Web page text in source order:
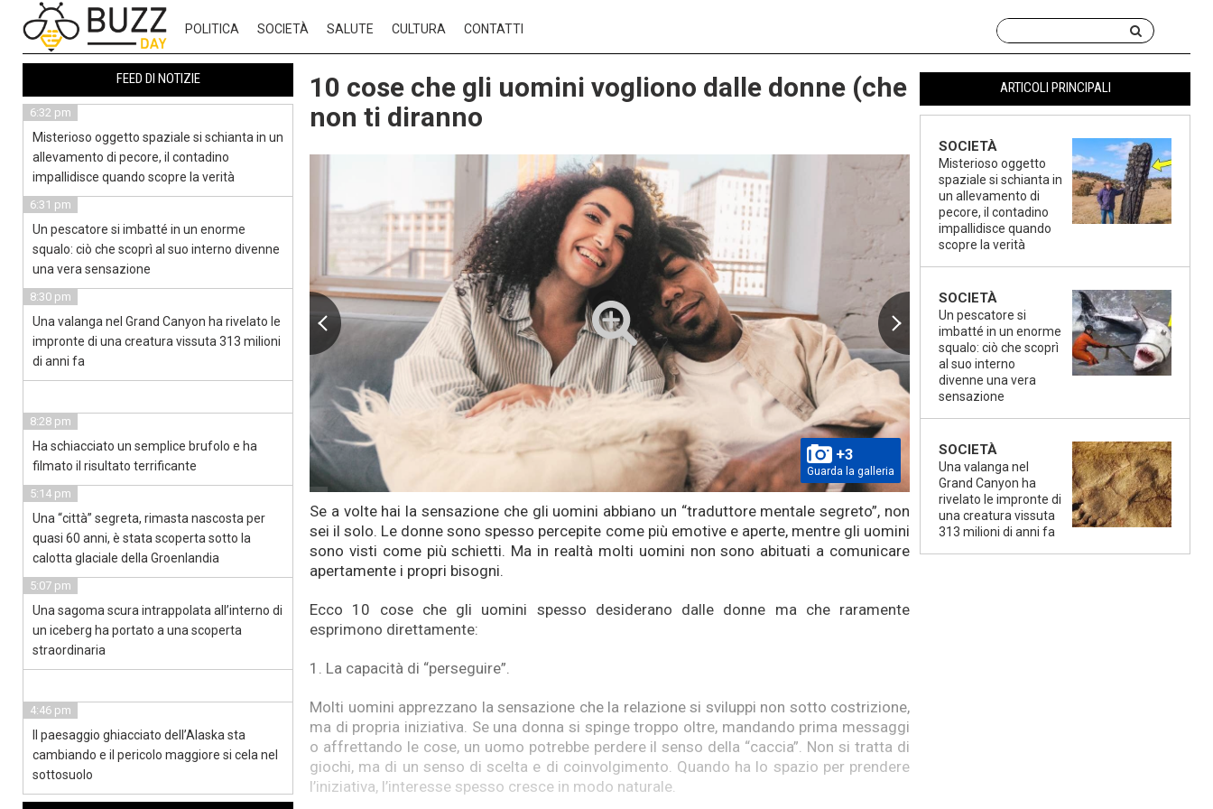
POLITICA SOCIETÀ SALUTE CULTURA CONTATTI
10 cose che gli uomini vogliono dalle donne (che
non ti diranno
+3
Guarda la galleria
Se a volte hai la sensazione che gli uomini abbiano un “traduttore mentale segreto”, non
sei il solo. Le donne sono spesso percepite come più emotive e aperte, mentre gli uomini
sono visti come più schietti. Ma in realtà molti uomini non sono abituati a comunicare
apertamente i propri bisogni.
Ecco 10 cose che gli uomini spesso desiderano dalle donne ma che raramente
esprimono direttamente:
1. La capacità di “perseguire”.
Molti uomini apprezzano la sensazione che la relazione si sviluppi non sotto costrizione,
ma di propria iniziativa. Se una donna si spinge troppo oltre, mandando prima messaggi
o affrettando le cose, un uomo potrebbe perdere il senso della “caccia”. Non si tratta di
giochi, ma di un senso di scelta e di coinvolgimento. Quando ha lo spazio per prendere
l’iniziativa, l’interesse spesso cresce in modo naturale.
ARTICOLI PRINCIPALI
SOCIETÀ
Misterioso oggetto
spaziale si schianta in
un allevamento di
pecore, il contadino
impallidisce quando
scopre la verità
SOCIETÀ
Un pescatore si
imbatté in un enorme
squalo: ciò che scoprì
al suo interno
divenne una vera
sensazione
SOCIETÀ
Una valanga nel
Grand Canyon ha
rivelato le impronte di
una creatura vissuta
313 milioni di anni fa
FEED DI NOTIZIE
6:32 pm
Misterioso oggetto spaziale si schianta in un
allevamento di pecore, il contadino
impallidisce quando scopre la verità
6:31 pm
Un pescatore si imbatté in un enorme
squalo: ciò che scoprì al suo interno divenne
una vera sensazione
8:30 pm
Una valanga nel Grand Canyon ha rivelato le
impronte di una creatura vissuta 313 milioni
di anni fa
8:28 pm
Ha schiacciato un semplice brufolo e ha
filmato il risultato terrificante
5:14 pm
Una “città” segreta, rimasta nascosta per
quasi 60 anni, è stata scoperta sotto la
calotta glaciale della Groenlandia
5:07 pm
Una sagoma scura intrappolata all’interno di
un iceberg ha portato a una scoperta
straordinaria
4:46 pm
Il paesaggio ghiacciato dell’Alaska sta
cambiando e il pericolo maggiore si cela nel
sottosuolo